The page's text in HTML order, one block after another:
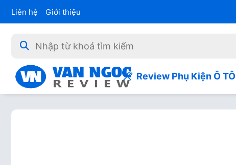
Liên hệ Giới thiệu
Review Phụ Kiện Ô TÔ